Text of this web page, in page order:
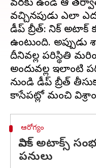
వరకు ఉండి ఆ
వచ్చినపుడు ఎలా
డీప్ బ్రీత్: పానిక్
ఉంటుంది. అప్పుడు
దీనివల్ల పరిస్థితి
అందువల్ల ఇలాంటి
నుండి డీప్ బ్రీత్
ఆరోగ్యం
పానిక్ అటాక్స్
పనులు